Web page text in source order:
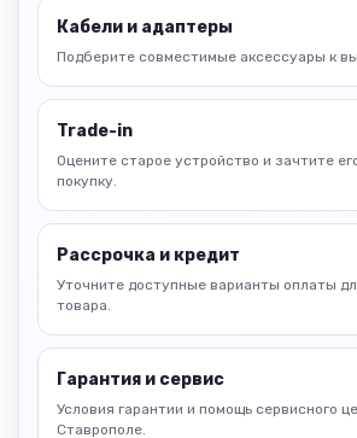
Кабели и адаптеры
Подберите совместимые аксессуары к
Trade-in
Оцените старое устройство и зачтите
покупку.
Рассрочка и кредит
Уточните доступные варианты оплаты
товара.
Гарантия и сервис
Условия гарантии и помощь сервисного
Ставрополе.